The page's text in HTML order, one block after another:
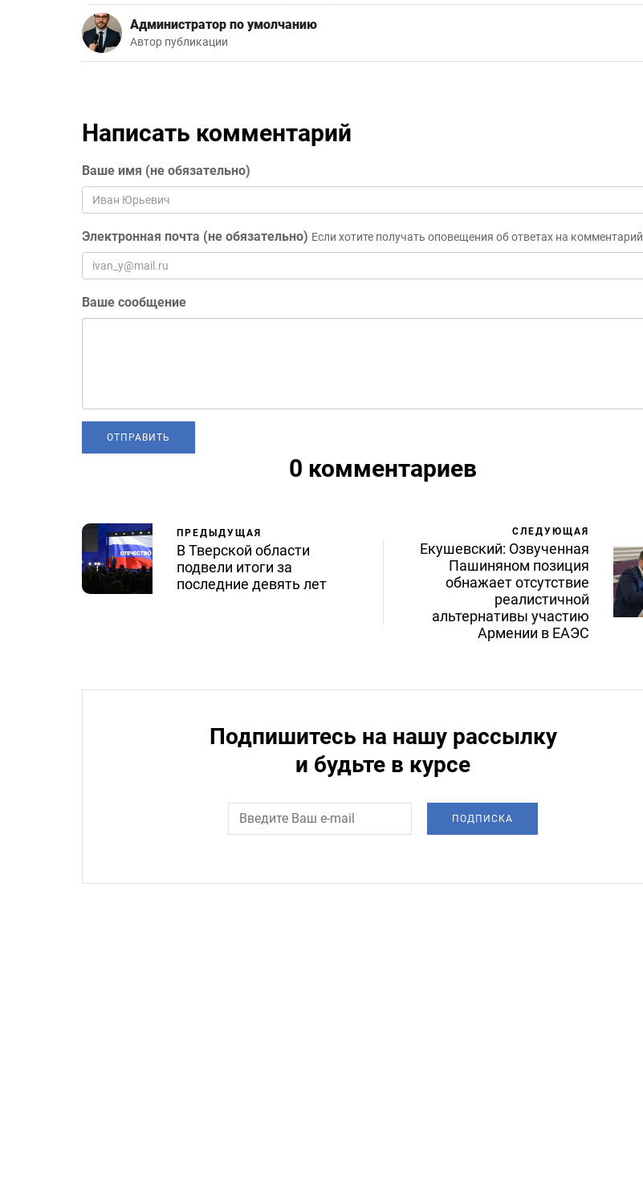
Администратор по умолчанию
Автор публикации
Написать комментарий
Ваше имя (не обязательно)
Электронная почта (не обязательно) Если хотите получать оповещения об ответах на комментарий
Ваше сообщение
0 комментариев
ПРЕДЫДУЩАЯ
В Тверской области
подвели итоги за
последние девять лет
СЛЕДУЮЩАЯ
Екушевский: Озвученная
Пашиняном позиция
обнажает отсутствие
реалистичной
альтернативы участию
Армении в ЕАЭС
Подпишитесь на нашу рассылку
и будьте в курсе
ПОДПИСКА